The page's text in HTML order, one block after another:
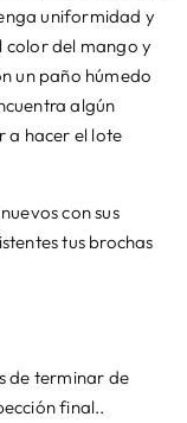
uniformidad y
color del mango y
un paño húmedo
algún
a hacer el lote
con sus
tus brochas
de terminar de
final..